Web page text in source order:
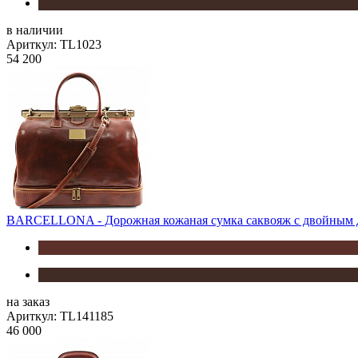
в наличии
Ариткул: TL1023
54 200
BARCELLONA - Дорожная кожаная сумка саквояж с двойным
на заказ
Ариткул: TL141185
46 000